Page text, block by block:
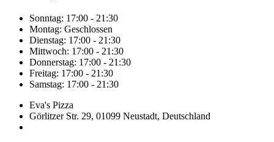
Sonntag: 17:00 - 21:30
Montag: Geschlossen
Dienstag: 17:00 - 21:30
Mittwoch: 17:00 - 21:30
Donnerstag: 17:00 - 21:30
Freitag: 17:00 - 21:30
Samstag: 17:00 - 21:30
Eva's Pizza
Görlitzer Str. 29, 01099 Neustadt, Deutschland